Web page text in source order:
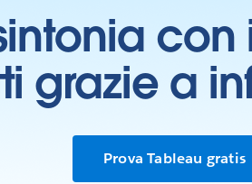
grazie a
Prova Tableau gratis